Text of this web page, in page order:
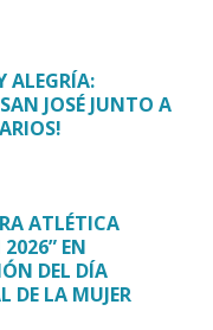
ALEGRÍA:
JOSÉ JUNTO A
ATLÉTICA
EN
DEL DÍA
DE LA MUJER